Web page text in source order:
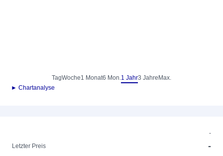
TagWoche1 Monat6 Mon.1 Jahr3 Jahre Max.
► Chartanalyse
-
Letzter Preis
-